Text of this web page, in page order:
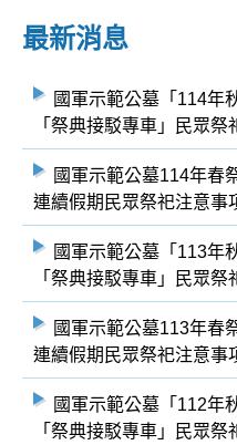
最新消息
國軍示範公墓「114年
「祭典接駁專車」民眾祭
國軍示範公墓114年春
連續假期民眾祭祀注意事
國軍示範公墓「113年
「祭典接駁專車」民眾祭
國軍示範公墓113年春
連續假期民眾祭祀注意事
國軍示範公墓「112年
「祭典接駁專車」民眾祭